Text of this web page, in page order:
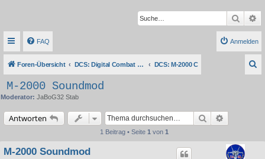
Suche
FAQ Anmelden
Foren-Übersicht DCS: Digital Combat Simulator Series DCS: M-2000 C
M-2000 Soundmod
Moderator: JaBoG32 Stab
Antworten Suche
1 Beitrag • Seite 1 von 1
M-2000 Soundmod